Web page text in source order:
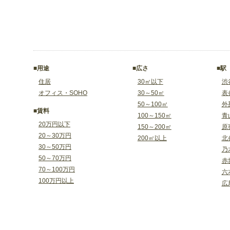
■用途
住居
オフィス・SOHO
■賃料
20万円以下
20～30万円
30～50万円
50～70万円
70～100万円
100万円以上
■広さ
30㎡以下
30～50㎡
50～100㎡
100～150㎡
150～200㎡
200㎡以上
■駅
渋
表
外
青
原
北
乃
赤
六
広